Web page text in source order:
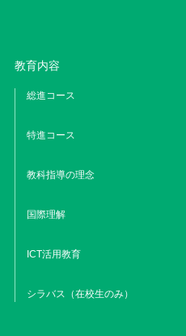
教育内容
総進コース
特進コース
教科指導の理念
国際理解
ICT活用教育
シラバス（在校生のみ）